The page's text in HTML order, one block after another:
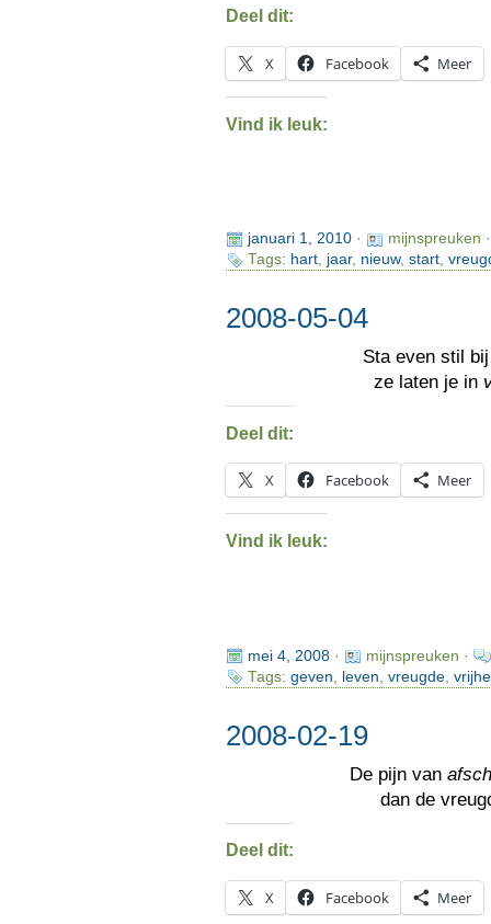
Deel dit:
X Facebook Meer
Vind ik leuk:
januari 1, 2010·
mijnspreuken
Tags: hart, jaar, nieuw, start,
2008-05-04
Sta even stil
ze laten je in
Deel dit:
X Facebook Meer
Vind ik leuk:
mei 4, 2008·
mijnspreuken ·
Tags: geven leven vreugde,
2008-02-19
De pijn van
dan de
Deel dit:
X Facebook Meer